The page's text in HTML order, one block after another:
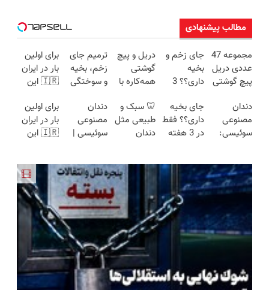
مطالب پیشنهادی
مجموعه 47
عددی دریل
پیچ گوشتی
(تخفیف به
مدت
محدود)
جای زخم و
بخیه
داری؟؟ 3
محوش کن!
دریل و پیچ
گوشتی
همه‌کاره با
هوشمند ⚙️
(نصف
قیمت بازار
ترمیم جای
زخم، بخیه
و سوختگی
هفته!!😍
برای اولین
بار در ایران
🇮🇷 این
ترمیم کننده
23 روزه
ساخت!
دندان
مصنوعی
سوئیسی:
اروپا، سبک
و مقاوم |
قسطی
جای بخیه
داری؟؟ فقط
در 3 هفته
🦷 سبک و
طبیعی مثل
دندان
و پرداخت
اقساطی 💳
📍 تهران
دندان
مصنوعی
سوئیسی |
طبیعی!
ویزیت
رایگان+پرداخت
اقساطی😍
برای اولین
بار در ایران
🇮🇷 این
23 روزه
ساخت!